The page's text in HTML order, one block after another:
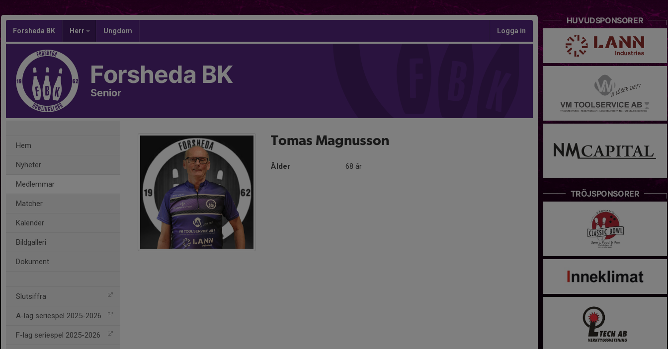
Forsheda BK Herr Ungdom Logga in
Forsheda BK
Senior
Hem
Nyheter
Medlemmar
Matcher
Kalender
Bildgalleri
Dokument
Slutsiffra
A-lag seriespel 2025-2026
F-lag seriespel 2025-2026
Tomas Magnusson
Ålder 68 år
HUVUDSPONSORER
TRÖJSPONSORER